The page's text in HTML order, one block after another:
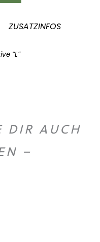
ZUSATZINFOS
“L”
DIR AUCH
–